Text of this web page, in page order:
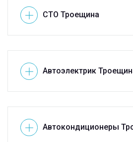
СТО Троещина
Автоэлектрик
Автокондиционеры